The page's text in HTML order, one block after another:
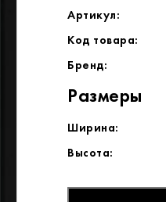
Артикул:
Код товара:
Бренд:
Размеры
Ширина:
Высота: